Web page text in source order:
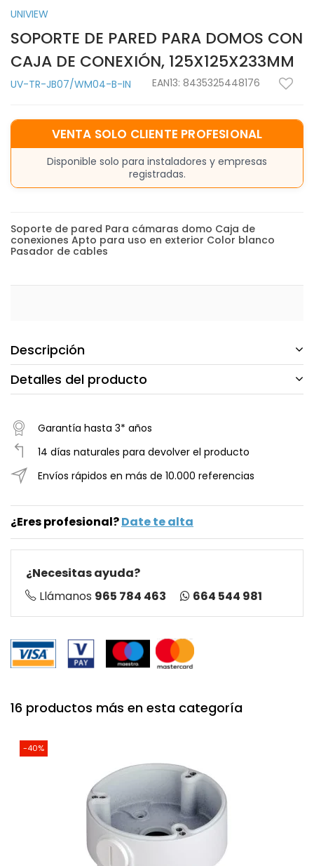
UNIVIEW
SOPORTE DE PARED PARA DOMOS CON
CAJA DE CONEXIÓN, 125X125X233MM
UV-TR-JB07/WM04-B-IN EAN13: 8435325448176
VENTA SOLO CLIENTE PROFESIONAL
Disponible solo para instaladores y empresas
registradas.
Soporte de pared Para cámaras domo Caja de
conexiones Apto para uso en exterior Color blanco
Pasador de cables
Descripción
Detalles del producto
Garantía hasta 3* años
14 días naturales para devolver el producto
Envíos rápidos en más de 10.000 referencias
¿Eres profesional?Date te alta
¿Necesitas ayuda?
Llámanos 965 784 463 664 544 981
16 productos más en esta categoría
-40%